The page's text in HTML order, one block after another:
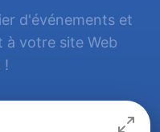
d'événements et
votre site Web
!